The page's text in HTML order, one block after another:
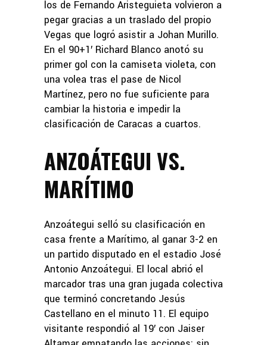
los de Fernando Aristeguieta volvieron a
pegar gracias a un traslado del propio
Vegas que logró asistir a Johan Murillo.
En el 90+1′ Richard Blanco anotó su
primer gol con la camiseta violeta, con
una volea tras el pase de Nicol
Martínez, pero no fue suficiente para
cambiar la historia e impedir la
clasificación de Caracas a cuartos.
ANZOÁTEGUI VS.
MARÍTIMO
Anzoátegui selló su clasificación en
casa frente a Marítimo, al ganar 3-2 en
un partido disputado en el estadio José
Antonio Anzoátegui. El local abrió el
marcador tras una gran jugada colectiva
que terminó concretando Jesús
Castellano en el minuto 11. El equipo
visitante respondió al 19′ con Jaiser